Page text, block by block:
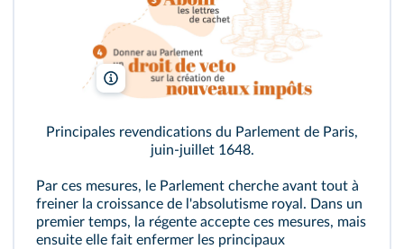
Principales revendications du Parlement de Paris,
juin‑juillet 1648.
Par ces mesures, le Parlement cherche avant tout à
freiner la croissance de l'absolutisme royal. Dans un
premier temps, la régente accepte ces mesures, mais
ensuite elle fait enfermer les principaux